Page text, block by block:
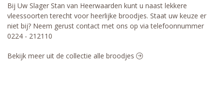
Bij Uw Slager Stan van Heerwaarden kunt u naast lekkere
vleessoorten terecht voor heerlijke broodjes. Staat uw keuze er
niet bij? Neem gerust contact met ons op via telefoonnummer
0224 - 212110
Bekijk meer uit de collectie alle broodjes